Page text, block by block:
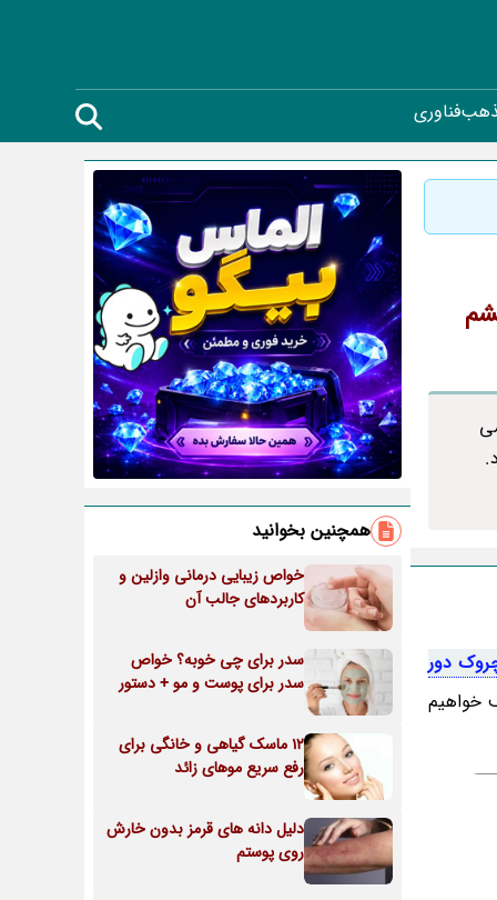
فناوری
دور
خواهیم
همچنین بخوانید
خواص زیبایی درمانی وازلین و
کاربردهای جالب آن
سدر برای چی خوبه؟ خواص
سدر برای پوست و مو + دستور
12 ماسک گیاهی و خانگی برای
رفع سریع موهای زائد
دلیل دانه های قرمز بدون خارش
روی پوستم